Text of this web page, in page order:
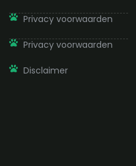
Privacy voorwaarden
Privacy voorwaarden
Disclaimer